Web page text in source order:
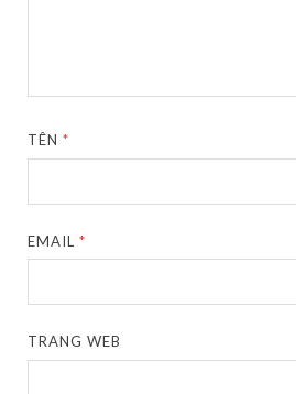
TÊN*
EMAIL*
TRANG WEB